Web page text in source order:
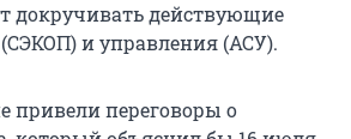
докручивать действующие
и управления (АСУ).
привели переговоры о